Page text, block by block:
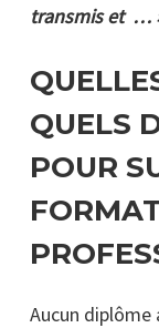
transmis et …
QUELS
POUR
Aucun diplôme